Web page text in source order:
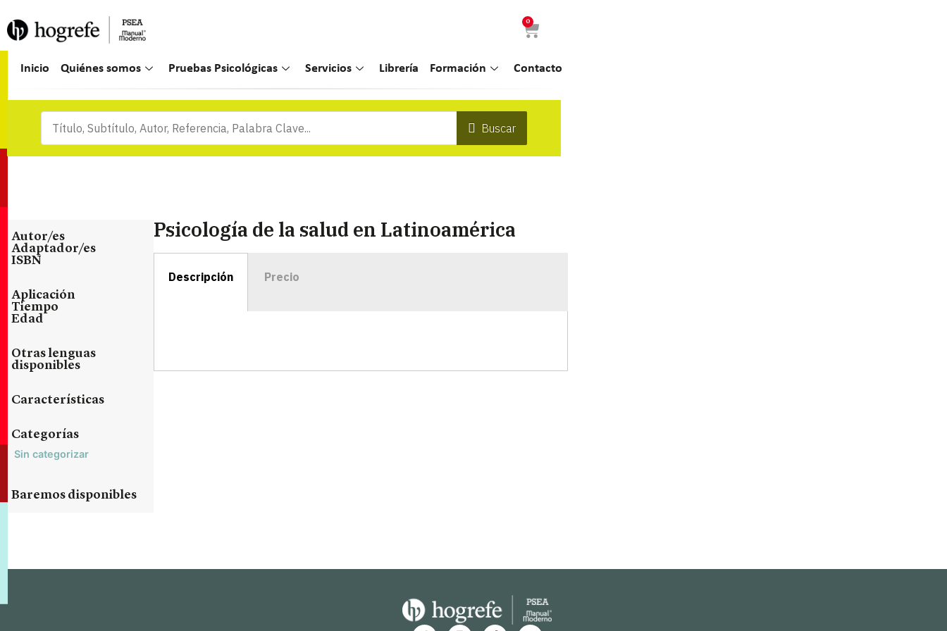
0
Inicio Quiénes somos Pruebas Psicológicas Servicios Librería Formación Contacto
Buscar
Autor/es
Adaptador/es
ISBN
Aplicación
Tiempo
Edad
Otras lenguas
disponibles
Características
Categorías
Sin categorizar
Baremos disponibles
Psicología de la salud en Latinoamérica
Descripción Precio